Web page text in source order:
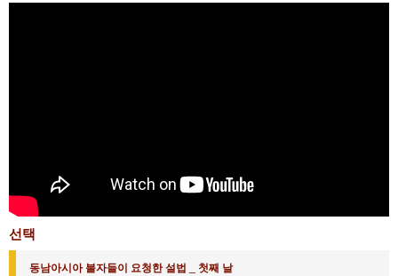
선택
동남아시아 불자들이 요청한 설법 _ 첫째 날